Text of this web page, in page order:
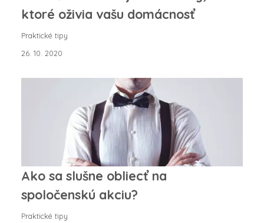
ktoré oživia vašu domácnosť
Praktické tipy
26. 10. 2020
Ako sa slušne obliecť na
spoločenskú akciu?
Praktické tipy